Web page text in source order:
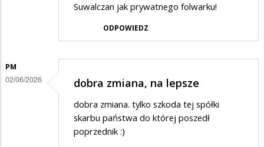
Suwalczan jak prywatnego folwarku!
ODPOWIEDZ
PM
02/06/2026 dobra zmiana, na lepsze
dobra zmiana. tylko szkoda tej spółki
skarbu państwa do której poszedł
poprzednik :)